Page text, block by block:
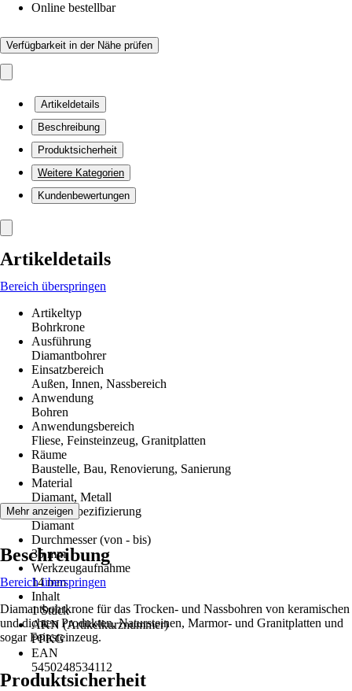
Online bestellbar
Verfügbarkeit in der Nähe prüfen
Artikeldetails
Beschreibung
Produktsicherheit
Weitere Kategorien
Kundenbewertungen
Artikeldetails
Bereich überspringen
Artikeltyp
Bohrkrone
Ausführung
Diamantbohrer
Einsatzbereich
Außen, Innen, Nassbereich
Anwendung
Bohren
Anwendungsbereich
Fliese, Feinsteinzeug, Granitplatten
Räume
Baustelle, Bau, Renovierung, Sanierung
Material
Diamant, Metall
Materialspezifizierung
Diamant
Durchmesser (von - bis)
35 mm
Werkzeugaufnahme
14 mm
Inhalt
1 Stück
AKN (Artikelkurznummer)
PPKG
EAN
5450248534112
Mehr anzeigen
Beschreibung
Bereich überspringen
Diamantbohrkrone für das Trocken- und Nassbohren von keramischen
und dichten Produkten, Natursteinen, Marmor- und Granitplatten und
sogar Feinsteinzeug.
Produktsicherheit